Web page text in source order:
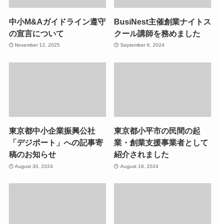
中小M&Aガイドライン遵守
の宣言について
November 12, 2025
BusiNest主催創業ナイトス
クール講師を務めました
September 6, 2024
東京都中小企業振興公社
「デジポート」への記事寄
稿のお知らせ
August 30, 2024
東京都小平市の民間の起
業・創業支援事業者として
紹介されました
August 19, 2024